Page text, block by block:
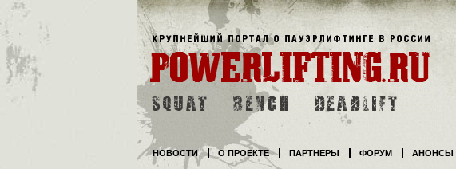
НОВОСТИ О ПРОЕКТЕ ПАРТНЕРЫ ФОРУМ АНОНСЫ